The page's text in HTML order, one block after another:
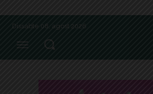
Dissabte 08, agost 2026